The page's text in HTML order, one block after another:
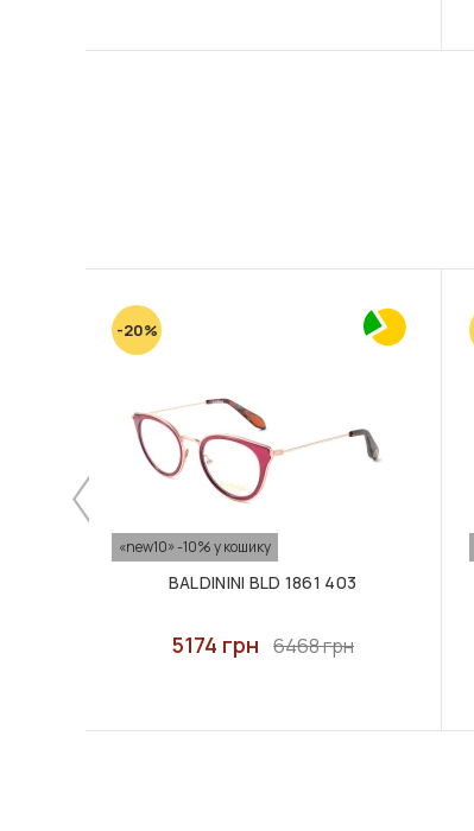
-20%
«new10» -10% у кошику
BALDININI BLD 1861 403
5174 грн 6468 грн